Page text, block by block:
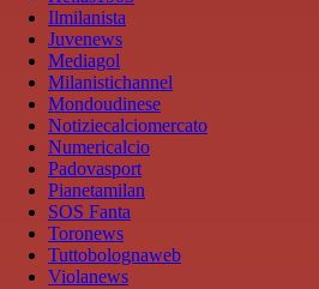
Ilmilanista
Juvenews
Mediagol
Milanistichannel
Mondoudinese
Notiziecalciomercato
Numericalcio
Padovasport
Pianetamilan
SOS Fanta
Toronews
Tuttobolognaweb
Violanews